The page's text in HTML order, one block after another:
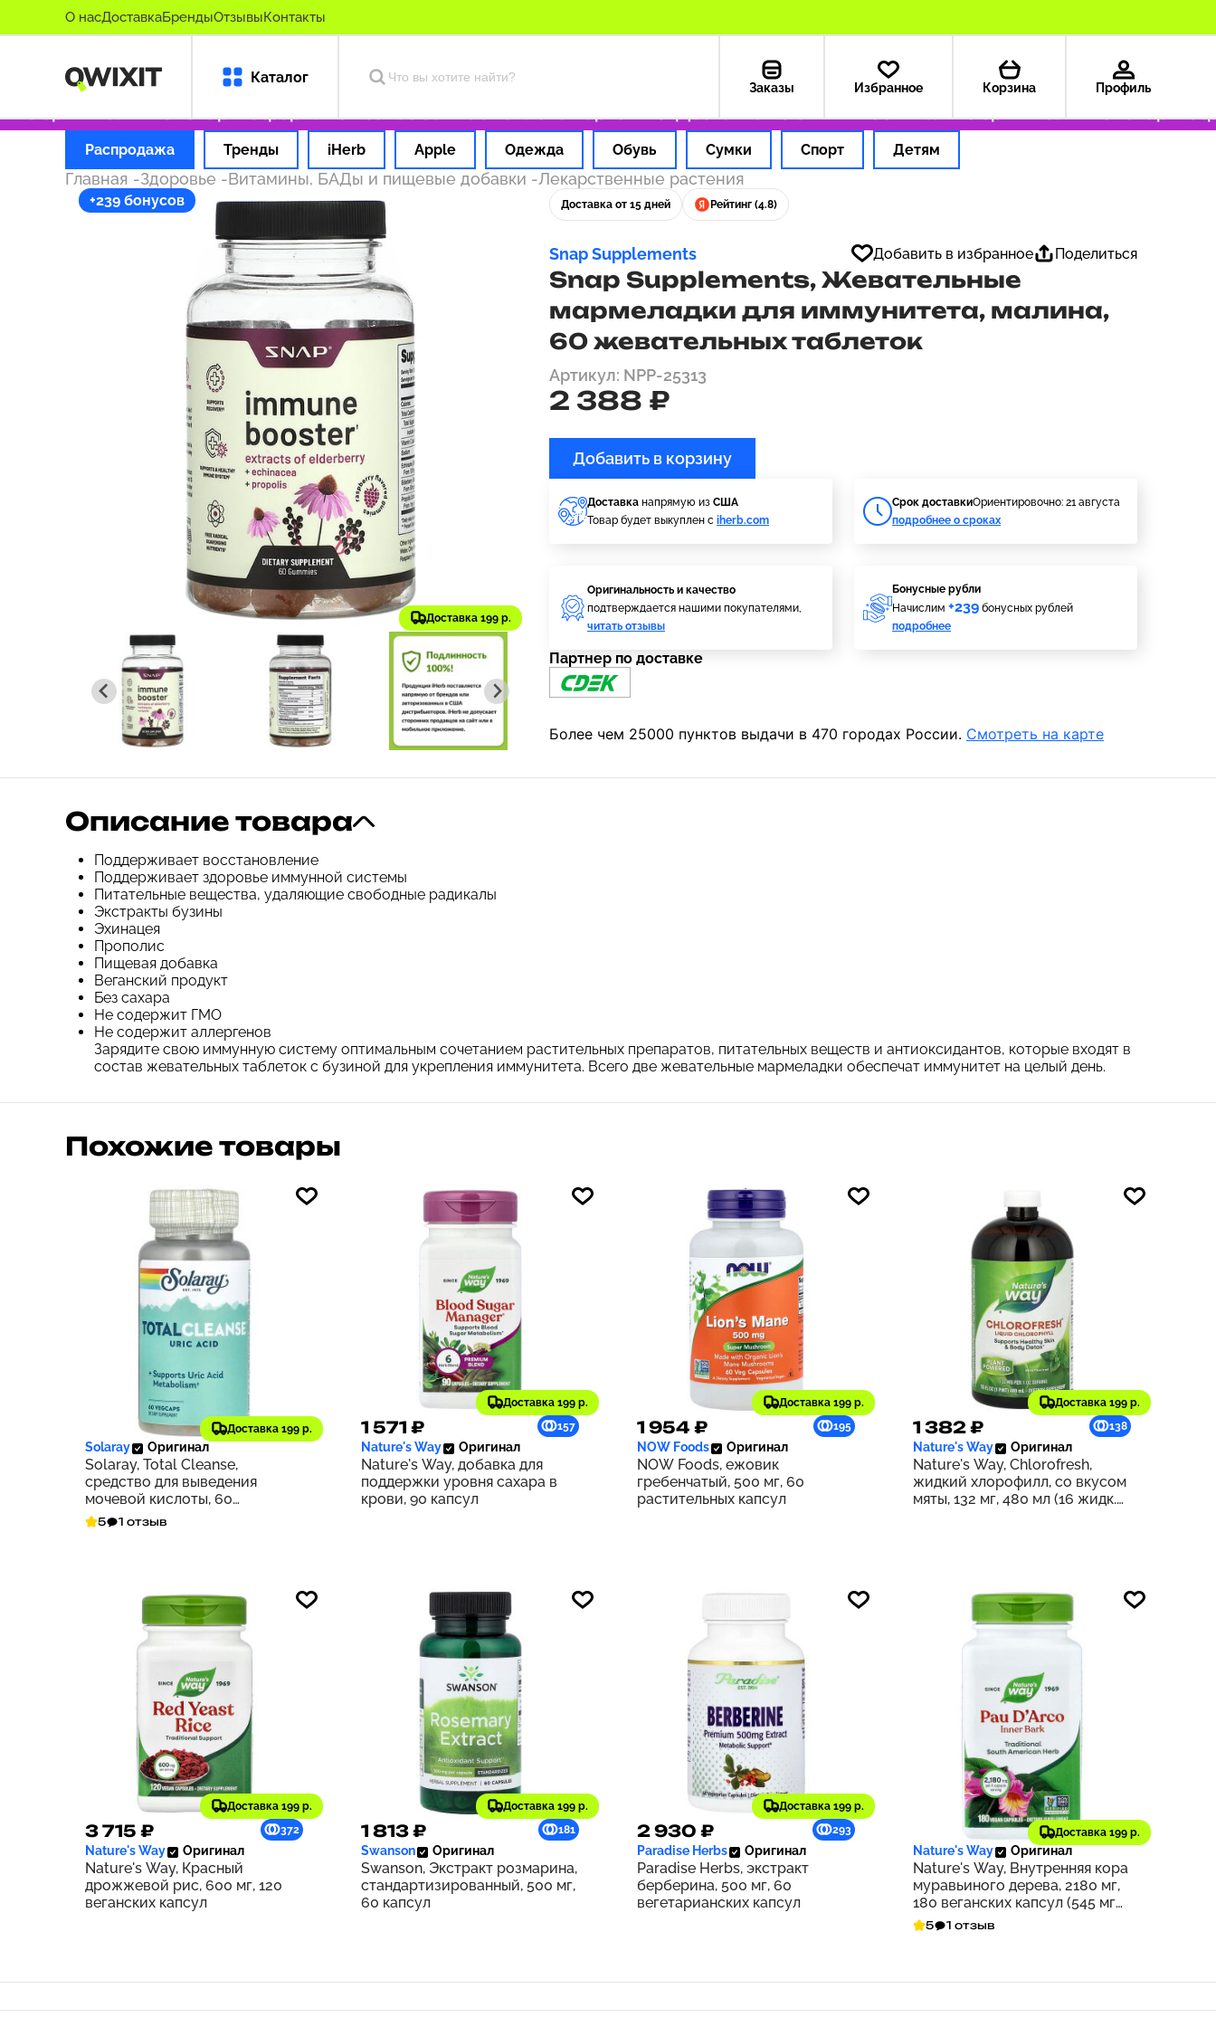
О насДоставкаБрендыОтзывыКонтакты
Каталог
Заказы Избранное Корзина Профиль
оригинальные товары Оформляем заказ за 1 час Оплата картой РФ Доставка из США — 199 ₽ Только оригинальные товары
Распродажа Тренды iHerb Apple Одежда Обувь Сумки Спорт Детям
Главная -Здоровье -Витамины, БАДы и пищевые добавки -Лекарственные растения
+239 бонусов
Доставка 199 р.
Доставка от 15 дней Рейтинг (4.8)
Snap Supplements Добавить в избранное Поделиться
Snap Supplements, Жевательные
мармеладки для иммунитета, малина,
60 жевательных таблеток
Артикул: NPP-25313
2 388 ₽
Добавить в корзину
Доставка напрямую из США
Товар будет выкуплен с iherb.com
Cрок доставкиОриентировочно: 21 августа
подробнее о сроках
Оригинальность и качество
подтверждается нашими покупателями,
читать отзывы
Бонусные рубли
Начислим +239 бонусных рублей
подробнее
Партнер по доставке
Более чем 25000 пунктов выдачи в 470 городах России. Смотреть на карте
Описание товара
Поддерживает восстановление
Поддерживает здоровье иммунной системы
Питательные вещества, удаляющие свободные радикалы
Экстракты бузины
Эхинацея
Прополис
Пищевая добавка
Веганский продукт
Без сахара
Не содержит ГМО
Не содержит аллергенов
Зарядите свою иммунную систему оптимальным сочетанием растительных препаратов, питательных веществ и антиоксидантов, которые входят в
состав жевательных таблеток с бузиной для укрепления иммунитета. Всего две жевательные мармеладки обеспечат иммунитет на целый день.
Похожие товары
Доставка 199 р.
3 425 ₽ 343
Solaray Оригинал
Solaray, Total Cleanse,
средство для выведения
мочевой кислоты, 60
растительных капсул
5 1 отзыв
Доставка 199 р.
1 571 ₽ 157
Nature's Way Оригинал
Nature's Way, добавка для
поддержки уровня сахара в
крови, 90 капсул
Доставка 199 р.
1 954 ₽ 195
NOW Foods Оригинал
NOW Foods, ежовик
гребенчатый, 500 мг, 60
растительных капсул
Доставка 199 р.
1 382 ₽ 138
Nature's Way Оригинал
Nature's Way, Chlorofresh,
жидкий хлорофилл, со вкусом
мяты, 132 мг, 480 мл (16 жидк.
Доставка 199 р.
3 715 ₽ 372
Nature's Way Оригинал
Nature's Way, Красный
дрожжевой рис, 600 мг, 120
веганских капсул
Доставка 199 р.
1 813 ₽ 181
Swanson Оригинал
Swanson, Экстракт розмарина,
стандартизированный, 500 мг,
60 капсул
Доставка 199 р.
2 930 ₽ 293
Paradise Herbs Оригинал
Paradise Herbs, экстракт
берберина, 500 мг, 60
вегетарианских капсул
Доставка 199 р.
1 673 ₽ 167
Nature's Way Оригинал
Nature's Way, Внутренняя кора
муравьиного дерева, 2180 мг,
180 веганских капсул (545 мг
на капсулу)
5 1 отзыв